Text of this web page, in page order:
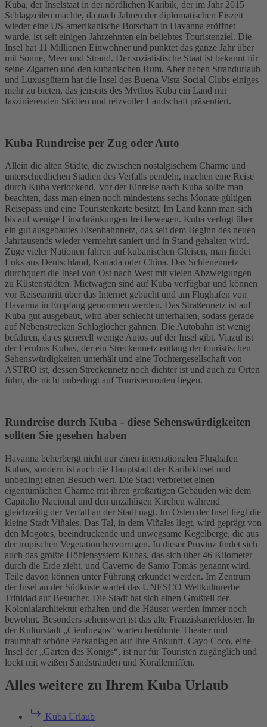
Kuba, der Inselstaat in der nördlichen Karibik, der im Jahr 2015
Schlagzeilen machte, da nach Jahren der diplomatischen Eiszeit
wieder eine US-amerikanische Botschaft in Havanna eröffnet
wurde, ist seit einigen Jahrzehnten ein beliebtes Touristenziel. Die
Insel hat 11 Millionen Einwohner und punktet das ganze Jahr über
mit Sonne, Meer und Strand. Der sozialistische Staat ist bekannt für
seine Zigarren und den kubanischen Rum. Aber neben Strandurlaub
und Luxusgütern hat die Insel des Buena Vista Social Clubs einiges
mehr zu bieten, das jenseits des Mythos Kuba ein Land mit
faszinierenden Städten und reizvoller Landschaft präsentiert.
Kuba Rundreise per Zug oder Auto
Allein die alten Städte, die zwischen nostalgischem Charme und
unterschiedlichen Stadien des Verfalls pendeln, machen eine Reise
durch Kuba verlockend. Vor der Einreise nach Kuba sollte man
beachten, dass man einen noch mindestens sechs Monate gültigen
Reisepass und eine Touristenkarte besitzt. Im Land kann man sich
bis auf wenige Einschränkungen frei bewegen. Kuba verfügt über
ein gut ausgebautes Eisenbahnnetz, das seit dem Beginn des neuen
Jahrtausends wieder vermehrt saniert und in Stand gehalten wird.
Züge vieler Nationen fahren auf kubanischen Gleisen, man findet
Loks aus Deutschland, Kanada oder China. Das Schienennetz
durchquert die Insel von Ost nach West mit vielen Abzweigungen
zu Küstenstädten. Mietwagen sind auf Kuba verfügbar und können
vor Reiseantritt über das Internet gebucht und am Flughafen von
Havanna in Empfang genommen werden. Das Straßennetz ist auf
Kuba gut ausgebaut, wird aber schlecht unterhalten, sodass gerade
auf Nebenstrecken Schlaglöcher gähnen. Die Autobahn ist wenig
befahren, da es generell wenige Autos auf der Insel gibt. Viazul ist
der Fernbus Kubas, der ein Streckennetz entlang der touristischen
Sehenswürdigkeiten unterhält und eine Tochtergesellschaft von
ASTRO ist, dessen Streckennetz noch dichter ist und auch zu Orten
führt, die nicht unbedingt auf Touristenrouten liegen.
Rundreise durch Kuba - diese Sehenswürdigkeiten
sollten Sie gesehen haben
Havanna beherbergt nicht nur einen internationalen Flughafen
Kubas, sondern ist auch die Hauptstadt der Karibikinsel und
unbedingt einen Besuch wert. Die Stadt verbreitet einen
eigentümlichen Charme mit ihren großartigen Gebäuden wie dem
Capitolio Nacional und den unzähligen Kirchen während
gleichzeitig der Verfall an der Stadt nagt. Im Osten der Insel liegt die
kleine Stadt Viñales. Das Tal, in dem Viñales liegt, wird geprägt von
den Mogotes, beeindruckende und unwegsame Kegelberge, die aus
der tropischen Vegetation hervorragen. In dieser Provinz findet sich
auch das größte Höhlensystem Kubas, das sich über 46 Kilometer
durch die Erde zieht, und Caverno de Santo Tomás genannt wird.
Teile davon können unter Führung erkundet werden. Im Zentrum
der Insel an der Südküste wartet das UNESCO Weltkulturerbe
Trinidad auf Besucher. Die Stadt hat sich einen Großteil der
Kolonialarchitektur erhalten und die Häuser werden immer noch
bewohnt. Besonders sehenswert ist das alte Franziskanerkloster. In
der Kulturstadt „Cienfuegos“ warten berühmte Theater und
traumhaft schöne Parkanlagen auf Ihre Ankunft. Cayo Coco, eine
Insel der „Gärten des Königs“, ist nur für Touristen zugänglich und
lockt mit weißen Sandstränden und Korallenriffen.
Alles weitere zu Ihrem Kuba Urlaub
Kuba Urlaub